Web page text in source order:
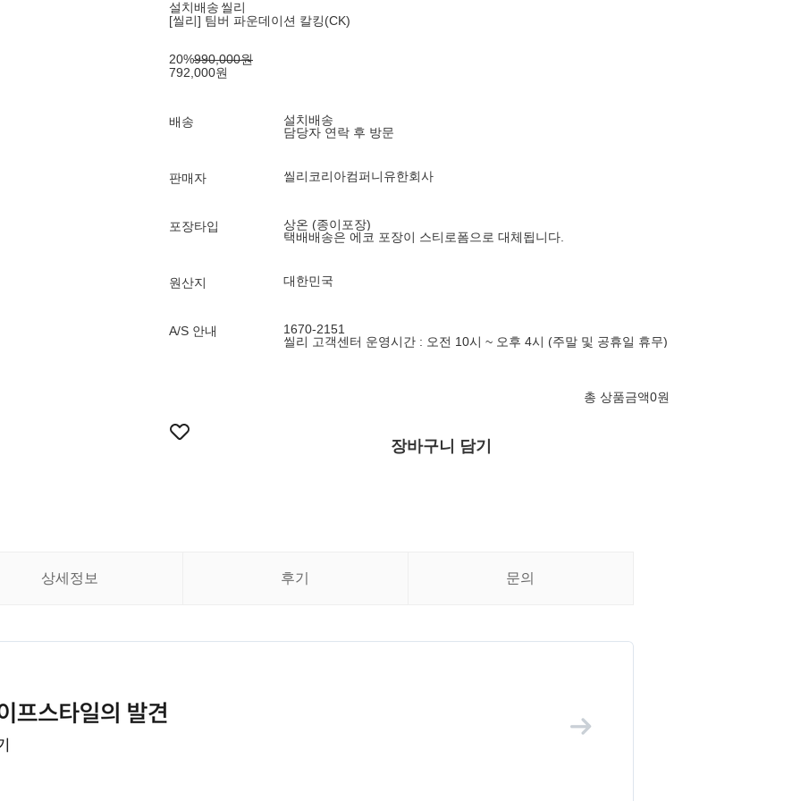
설치배송 씰리
[씰리] 팀버 파운데이션 칼킹(CK)
20%990,000원
792,000원
배송
설치배송
담당자 연락 후 방문
판매자 씰리코리아컴퍼니유한회사
포장타입
상온 (종이포장)
택배배송은 에코 포장이 스티로폼으로 대체됩니다.
원산지 대한민국
A/S 안내
1670-2151
씰리 고객센터 운영시간 : 오전 10시 ~ 오후 4시 (주말 및 공휴일 휴무)
총 상품금액0원
장바구니 담기
상세정보 후기 문의